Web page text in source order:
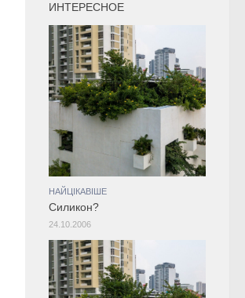
ИНТЕРЕСНОЕ
НАЙЦІКАВІШЕ
Силикон?
24.10.2006